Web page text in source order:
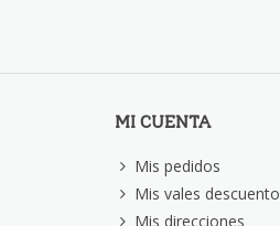
MI CUENTA
Mis pedidos
Mis vales descuento
Mis direcciones